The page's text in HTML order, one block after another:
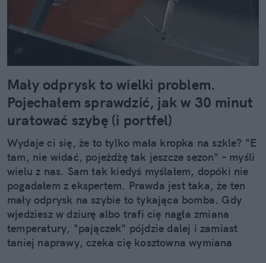
Mały odprysk to wielki problem.
Pojechałem sprawdzić, jak w 30 minut
uratować szybę (i portfel)
Wydaje ci się, że to tylko mała kropka na szkle? "E
tam, nie widać, pojeżdżę tak jeszcze sezon" – myśli
wielu z nas. Sam tak kiedyś myślałem, dopóki nie
pogadałem z ekspertem. Prawda jest taka, że ten
mały odprysk na szybie to tykająca bomba. Gdy
wjedziesz w dziurę albo trafi cię nagła zmiana
temperatury, "pajączek" pójdzie dalej i zamiast
taniej naprawy, czeka cię kosztowna wymiana